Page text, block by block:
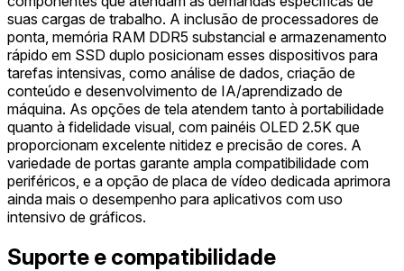
suas cargas de trabalho. A inclusão de processadores de
ponta, memória RAM DDR5 substancial e armazenamento
rápido em SSD duplo posicionam esses dispositivos para
tarefas intensivas, como análise de dados, criação de
conteúdo e desenvolvimento de IA/aprendizado de
máquina. As opções de tela atendem tanto à portabilidade
quanto à fidelidade visual, com painéis OLED 2.5K que
proporcionam excelente nitidez e precisão de cores. A
variedade de portas garante ampla compatibilidade com
periféricos, e a opção de placa de vídeo dedicada aprimora
ainda mais o desempenho para aplicativos com uso
intensivo de gráficos.
Suporte e compatibilidade